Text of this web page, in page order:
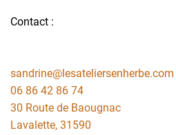
Contact :
sandrine@lesateliersenherbe.com
06 86 42 86 74
30 Route de Baougnac
Lavalette, 31590